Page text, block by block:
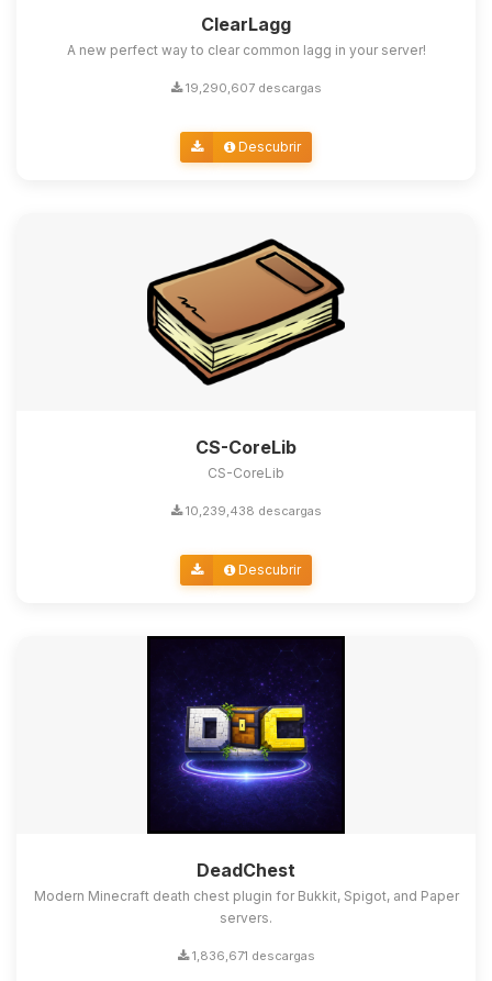
ClearLagg
A new perfect way to clear common lagg in your server!
19,290,607 descargas
Descubrir
CS-CoreLib
CS-CoreLib
10,239,438 descargas
Descubrir
DeadChest
Modern Minecraft death chest plugin for Bukkit, Spigot, and Paper
servers.
1,836,671 descargas